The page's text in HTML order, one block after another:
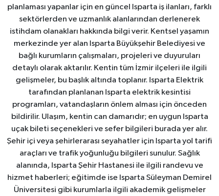
planlaması yapanlar için en güncel Isparta iş ilanları, farklı
sektörlerden ve uzmanlık alanlarından derlenerek
istihdam olanakları hakkında bilgi verir. Kentsel yaşamın
merkezinde yer alan Isparta Büyükşehir Belediyesi ve
bağlı kurumların çalışmaları, projeleri ve duyuruları
detaylı olarak aktarılır. Kentin tüm İzmir ilçeleri ile ilgili
gelişmeler, bu başlık altında toplanır. Isparta Elektrik
tarafından planlanan Isparta elektrik kesintisi
programları, vatandaşların önlem alması için önceden
bildirilir. Ulaşım, kentin can damarıdır; en uygun Isparta
uçak bileti seçenekleri ve sefer bilgileri burada yer alır.
Şehir içi veya şehirlerarası seyahatler için Isparta yol tarifi
araçları ve trafik yoğunluğu bilgileri sunulur. Sağlık
alanında, Isparta Şehir Hastanesi ile ilgili randevu ve
hizmet haberleri; eğitimde ise Isparta Süleyman Demirel
Üniversitesi gibi kurumlarla ilgili akademik gelişmeler